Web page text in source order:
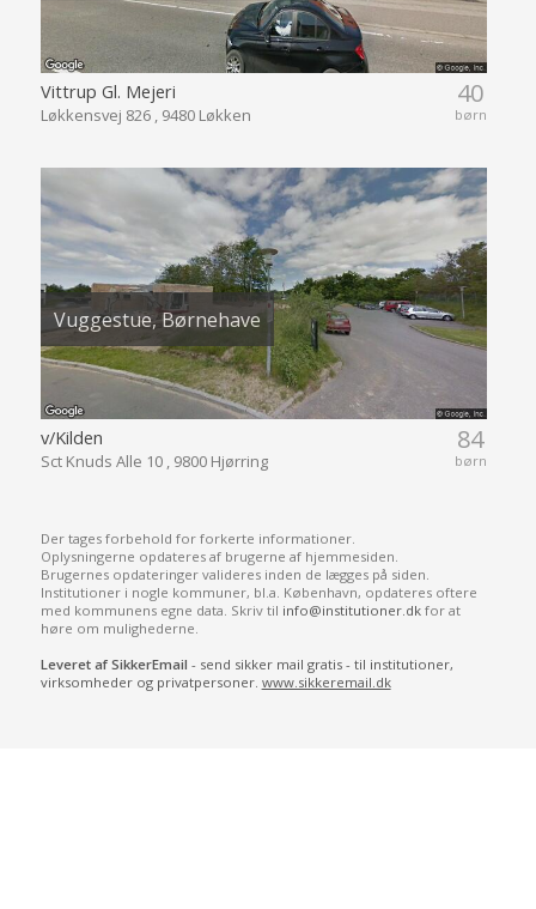
40
børn
Vittrup Gl. Mejeri
Løkkensvej 826 , 9480 Løkken
Vuggestue, Børnehave
84
børn
v/Kilden
Sct Knuds Alle 10 , 9800 Hjørring
Der tages forbehold for forkerte informationer.
Oplysningerne opdateres af brugerne af hjemmesiden.
Brugernes opdateringer valideres inden de lægges på siden.
Institutioner i nogle kommuner, bl.a. København, opdateres oftere
med kommunens egne data. Skriv til info@institutioner.dkfor at
høre om mulighederne.
Leveret af SikkerEmail - send sikker mail gratis - til institutioner,
virksomheder og privatpersoner. www.sikkeremail.dk